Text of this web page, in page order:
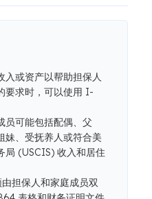
入或资产以帮助担保人
要求时，可以使用 I-
员可能包括配偶、父
妹、受抚养人或符合美
局 (USCIS) 收入和居住
担保人和家庭成员双